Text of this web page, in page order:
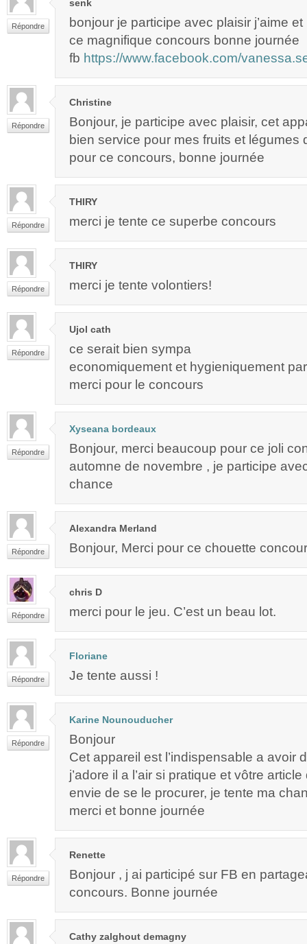
Répondre
senk
bonjour je participe avec plaisir j’aime
ce magnifique concours bonne journée
fb https://www.facebook.com/
Répondre
Christine
Bonjour, je participe avec plaisir, cet
bien service pour mes fruits et légumes
pour ce concours, bonne journée
Répondre
THIRY
merci je tente ce superbe concours
Répondre
THIRY
merci je tente volontiers!
Répondre
Ujol cath
ce serait bien sympa
economiquement et hygieniquement
merci pour le concours
Répondre
Xyseana bordeaux
Bonjour, merci beaucoup pour ce joli
automne de novembre , je participe
chance
Répondre
Alexandra Merland
Bonjour, Merci pour ce chouette
Répondre
chris D
merci pour le jeu. C’est un beau lot.
Répondre
Floriane
Je tente aussi !
Répondre
Karine Nounouducher
Bonjour
Cet appareil est l’indispensable a avoir
j’adore il a l’air si pratique et vôtre
envie de se le procurer, je tente ma
merci et bonne journée
Répondre
Renette
Bonjour , j ai participé sur FB en
concours. Bonne journée
Cathy zalghout demagny